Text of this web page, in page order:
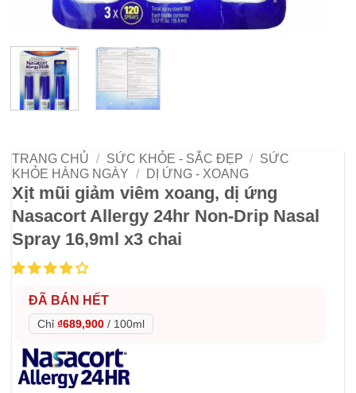
TRANG CHỦ / SỨC KHỎE - SẮC ĐẸP / SỨC
KHỎE HÀNG NGÀY / DỊ ỨNG - XOANG
Xịt mũi giảm viêm xoang, dị ứng
Nasacort Allergy 24hr Non-Drip Nasal
Spray 16,9ml x3 chai
ĐÃ BÁN HẾT
Chỉ ₫689,900 / 100ml